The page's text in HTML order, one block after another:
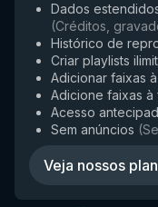
Dados
(Créditos,
Histórico de
Criar playlists
Adicionar faixas
Adicione faixas à
Acesso
Sem anúncios (
Veja nossos